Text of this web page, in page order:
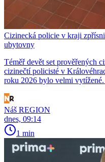
Cizinecká policie v kraji
ubytovny
Téměř devět set prověřených
cizinečtí policisté v
roku 2026 bylo velmi
Náš REGION
dnes, 09:14
1 min